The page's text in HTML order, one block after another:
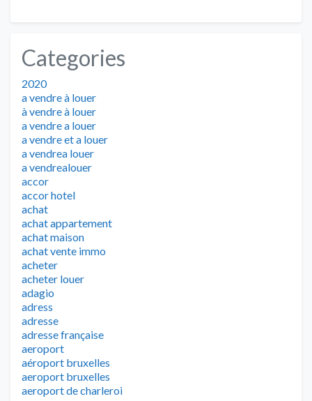
Categories
2020
a vendre à louer
à vendre à louer
a vendre a louer
a vendre et a louer
a vendrea louer
a vendrealouer
accor
accor hotel
achat
achat appartement
achat maison
achat vente immo
acheter
acheter louer
adagio
adress
adresse
adresse française
aeroport
aéroport bruxelles
aeroport bruxelles
aeroport de charleroi